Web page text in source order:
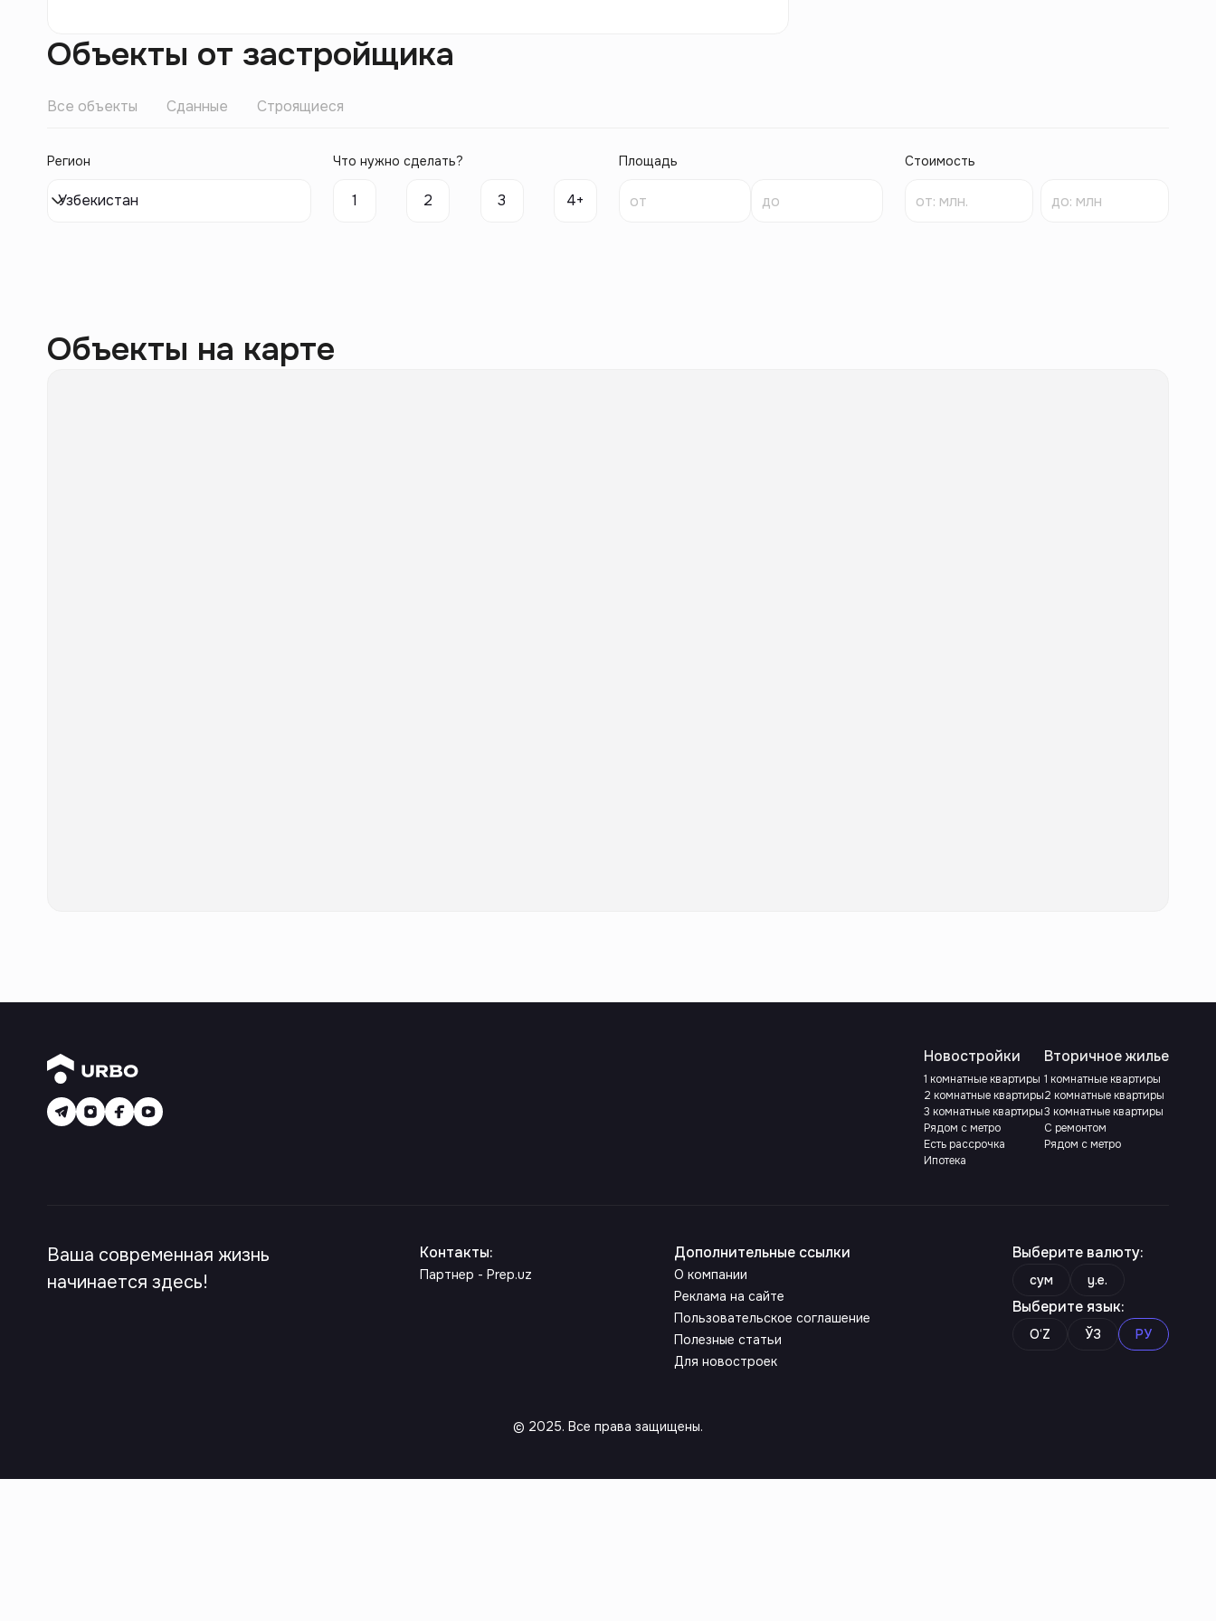
Объекты от застройщика
Все объекты Сданные Строящиеся
Регион
Узбекистан
Что нужно сделать?
1 2 3 4+
Площадь Стоимость
Объекты на карте
Новостройки
1 комнатные квартиры
2 комнатные квартиры
3 комнатные квартиры
Рядом с метро
Есть рассрочка
Ипотека
Вторичное жилье
1 комнатные квартиры
2 комнатные квартиры
3 комнатные квартиры
С ремонтом
Рядом с метро
Ваша современная жизнь
начинается здесь!
Контакты:
Партнер - Prep.uz
Дополнительные ссылки
О компании
Реклама на сайте
Пользовательское соглашение
Полезные статьи
Для новостроек
Выберите валюту:
сум y.e.
Выберите язык:
O‘Z ЎЗ РУ
© 2025. Все права защищены.